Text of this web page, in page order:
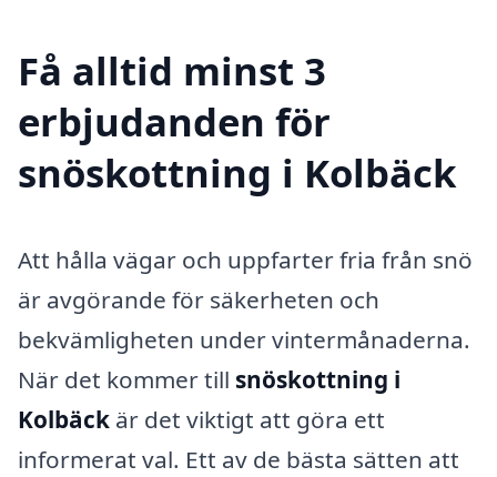
Få alltid minst 3
erbjudanden för
snöskottning i Kolbäck
Att hålla vägar och uppfarter fria från snö
är avgörande för säkerheten och
bekvämligheten under vintermånaderna.
När det kommer till snöskottning i
Kolbäck är det viktigt att göra ett
informerat val. Ett av de bästa sätten att